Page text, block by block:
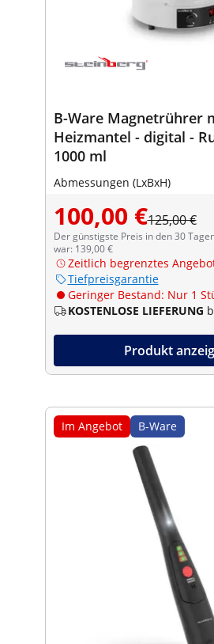
B-Ware Magnetrührer
Heizmantel - digital -
1000 ml
Abmessungen (LxBxH)
100,00 €125,00 €
Der günstigste Preis in den 30
war: 139,00 €
Zeitlich begrenztes
Tiefpreisgarantie
Geringer Bestand: Nur 1
KOSTENLOSE LIEFERUNG
Produkt
Im Angebot B-Ware